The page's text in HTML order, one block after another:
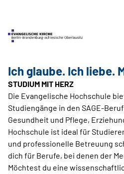
Ich glaube. Ich liebe.
STUDIUM MIT HERZ
Die Evangelische Hochschule
Studiengänge in den SAGE-
Gesundheit und Pflege,
Hochschule ist ideal für
und professionelle Betreuung
dich für Berufe, bei denen der
Möchtest du eine